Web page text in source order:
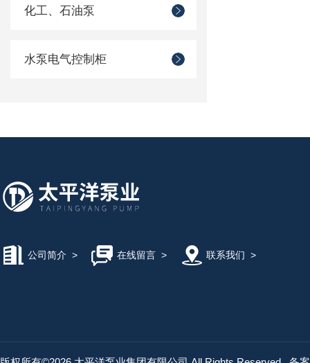
化工、石油泵
水泵电气控制柜
公司简介 > 在线留言> 联系我们 >